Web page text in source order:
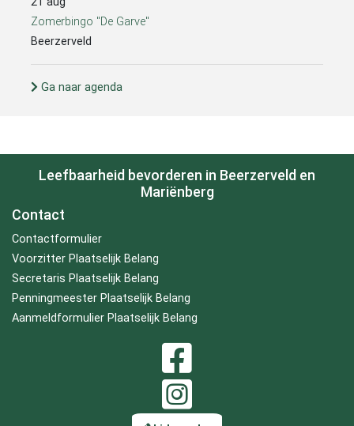
Zomerbingo "De Garve"
Beerzerveld
Ga naar agenda
Leefbaarheid bevorderen in Beerzerveld en
Mariënberg
Contact
Contactformulier
Voorzitter Plaatselijk Belang
Secretaris Plaatselijk Belang
Penningmeester Plaatselijk Belang
Aanmeldformulier Plaatselijk Belang